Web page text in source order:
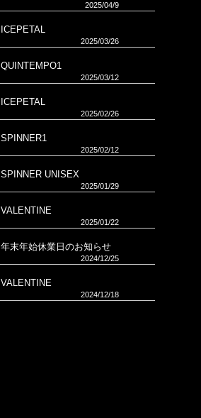
2025/04/9
ICEPETAL
2025/03/26
QUINTEMPO1
2025/03/12
ICEPETAL
2025/02/26
SPINNER1
2025/02/12
SPINNER UNISEX
2025/01/29
VALENTINE
2025/01/22
年末年始休業日のお知らせ
2024/12/25
VALENTINE
2024/12/18